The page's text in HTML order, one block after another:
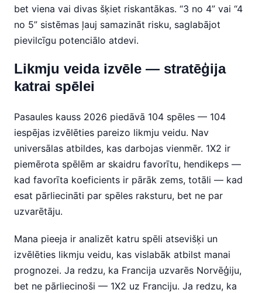
bet viena vai divas šķiet riskantākas. “3 no 4” vai “4
no 5” sistēmas ļauj samazināt risku, saglabājot
pievilcīgu potenciālo atdevi.
Likmju veida izvēle — stratēģija
katrai spēlei
Pasaules kauss 2026 piedāvā 104 spēles — 104
iespējas izvēlēties pareizo likmju veidu. Nav
universālas atbildes, kas darbojas vienmēr. 1X2 ir
piemērota spēlēm ar skaidru favorītu, hendikeps —
kad favorīta koeficients ir pārāk zems, totāli — kad
esat pārliecināti par spēles raksturu, bet ne par
uzvarētāju.
Mana pieeja ir analizēt katru spēli atsevišķi un
izvēlēties likmju veidu, kas vislabāk atbilst manai
prognozei. Ja redzu, ka Francija uzvarēs Norvēģiju,
bet ne pārliecinoši — 1X2 uz Franciju. Ja redzu, ka